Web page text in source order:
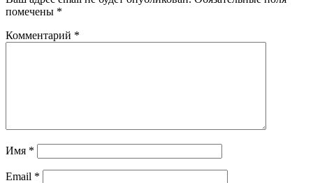
помечены *
Комментарий *
Имя *
Email *